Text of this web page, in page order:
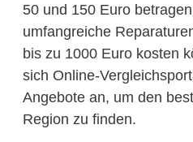
50 und 150 Euro
umfangreiche
bis zu 1000 Euro kosten
sich Online-
Angebote an, um den
Region zu finden.